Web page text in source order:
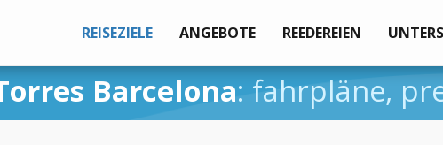
REISEZIELE ANGEBOTE REEDEREIEN
Barcelona: fahrpläne,